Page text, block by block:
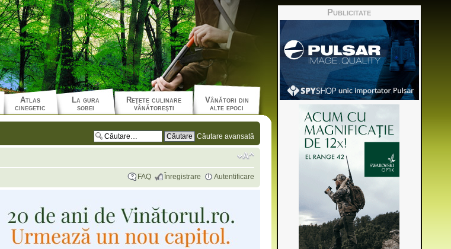
Atlas
cinegetic
La gura
sobei
Reţete culinare
vânătoreşti
Vânători din
alte epoci
Căutare avansată
FAQ Înregistrare Autentificare
Publicitate